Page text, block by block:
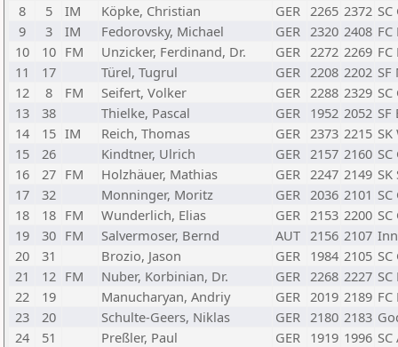
8
5 IM Köpke, Christian GER 2265 2372
9
3 IM Fedorovsky, Michael GER 2320 2408
10
10 FM Unzicker, Ferdinand, Dr. GER 2272 2269
11
17 Türel, Tugrul GER 2208 2202
12
8 FM Seifert, Volker GER 2288 2329
13
38 Thielke, Pascal GER 1952 2052
14
15 IM Reich, Thomas GER 2373 2215
15
26 Kindtner, Ulrich GER 2157 2160
16
27 FM Holzhäuer, Mathias GER 2247 2149
17
32 Monninger, Moritz GER 2036 2101
18
18 FM Wunderlich, Elias GER 2153 2200
19
30 FM Salvermoser, Bernd AUT 2156 2107
20
31 Brozio, Jason GER 1984 2105
21
12 FM Nuber, Korbinian, Dr. GER 2268 2227
22
19 Manucharyan, Andriy GER 2019 2189
23
20 Schulte-Geers, Niklas GER 2180 2183
24
51 Preßler, Paul GER 1919 1996